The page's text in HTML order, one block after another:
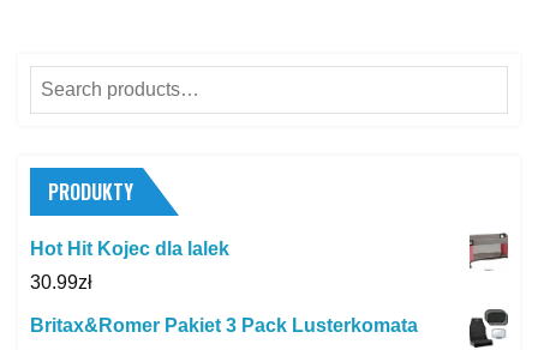
Search
for:
PRODUKTY
Hot Hit Kojec dla lalek
30.99zł
Britax&Romer Pakiet 3 Pack Lusterkomata